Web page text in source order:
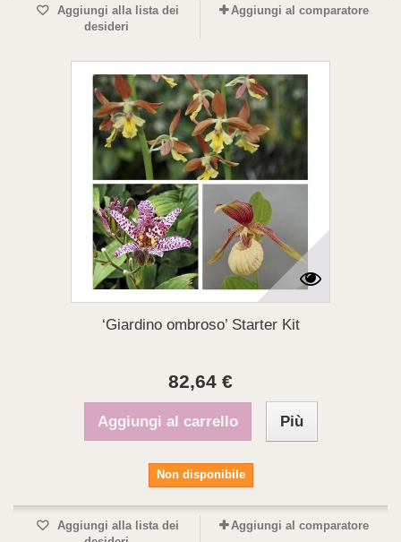
Aggiungi alla lista dei
desideri
Aggiungi al comparatore
‘Giardino ombroso’ Starter Kit
82,64 €
Aggiungi al carrello Più
Non disponibile
Aggiungi alla lista dei
Aggiungi al comparatore